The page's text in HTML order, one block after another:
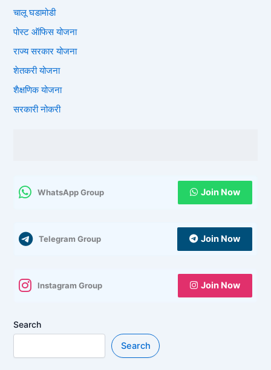
चालू घडामोडी
पोस्ट ऑफिस योजना
राज्य सरकार योजना
शेतकरी योजना
शैक्षणिक योजना
सरकारी नोकरी
WhatsApp Group Join Now
Telegram Group Join Now
Instagram Group Join Now
Search
Search